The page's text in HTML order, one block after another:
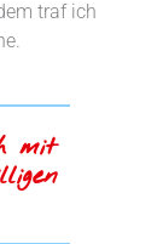
traf ich
mit